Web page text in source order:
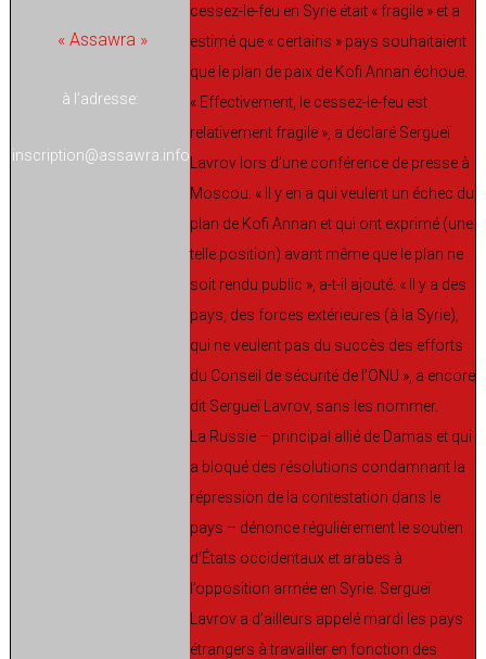
« Assawra »
à l’adresse:
inscription@assawra.info
cessez-le-feu en Syrie était « fragile » et a
estimé que « certains » pays souhaitaient
que le plan de paix de Kofi Annan échoue.
« Effectivement, le cessez-le-feu est
relativement fragile », a déclaré Sergueï
Lavrov lors d’une conférence de presse à
Moscou. « Il y en a qui veulent un échec du
plan de Kofi Annan et qui ont exprimé (une
telle position) avant même que le plan ne
soit rendu public », a-t-il ajouté. « Il y a des
pays, des forces extérieures (à la Syrie),
qui ne veulent pas du succès des efforts
du Conseil de sécurité de l’ONU », a encore
dit Sergueï Lavrov, sans les nommer.
La Russie – principal allié de Damas et qui
a bloqué des résolutions condamnant la
répression de la contestation dans le
pays – dénonce régulièrement le soutien
d’États occidentaux et arabes à
l’opposition armée en Syrie. Sergueï
Lavrov a d’ailleurs appelé mardi les pays
étrangers à travailler en fonction des